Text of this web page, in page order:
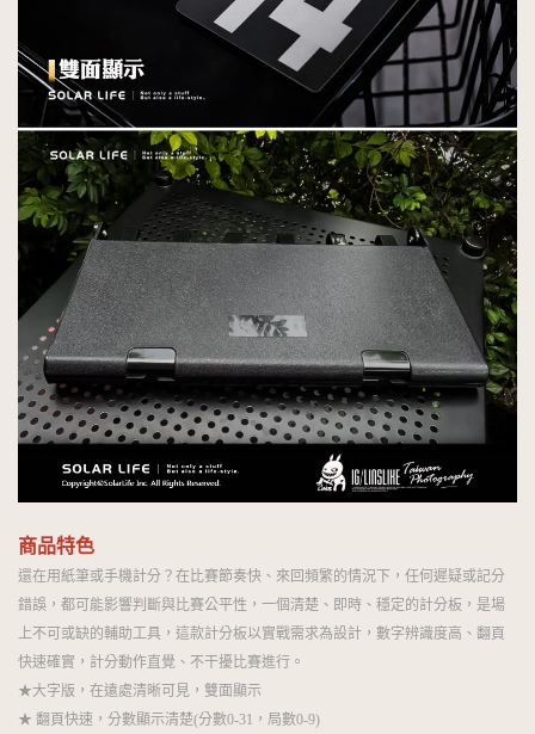
商品特色
還在用紙筆或手機計分？在比賽節奏快、來回頻繁的情況下，任何遲疑或記分
錯誤，都可能影響判斷與比賽公平性，一個清楚、即時、穩定的計分板，是場
上不可或缺的輔助工具，這款計分板以實戰需求為設計，數字辨識度高、翻頁
快速確實，計分動作直覺、不干擾比賽進行。
★大字版，在遠處清晰可見，雙面顯示
★ 翻頁快速，分數顯示清楚(分數0-31，局數0-9)